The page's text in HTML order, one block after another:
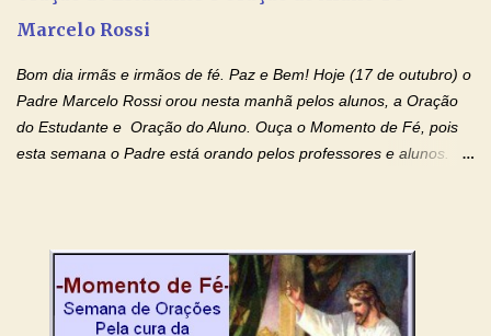
gerações, através de todas as raízes da minha árvore
genealógica. Que o Sangue de Jesus, purificador e vivificante,
Marcelo Rossi
Bom dia irmãs e irmãos de fé. Paz e Bem! Hoje (17 de outubro) o
Padre Marcelo Rossi orou nesta manhã pelos alunos, a Oração
do Estudante e Oração do Aluno. Ouça o Momento de Fé, pois
esta semana o Padre está orando pelos professores e alunos.
intelectualmente e espiritualmente para o dia da prova. Confie no
amor Ágape de Jesus e no amor materno de Nossa Senhora.
Fique com a paz de Jesus e o amor de Maria! Adriana-Devoção e